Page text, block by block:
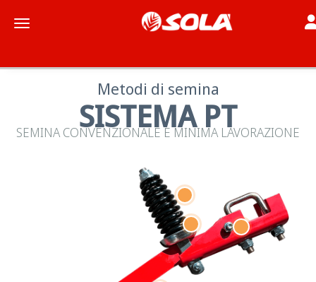
Toggle navigation
Metodi di semina
SISTEMA PT
SEMINA CONVENZIONALE E MINIMA LAVORAZIONE